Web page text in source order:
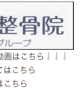
画はこちら⇩⇩⇩
は こちら
こちら